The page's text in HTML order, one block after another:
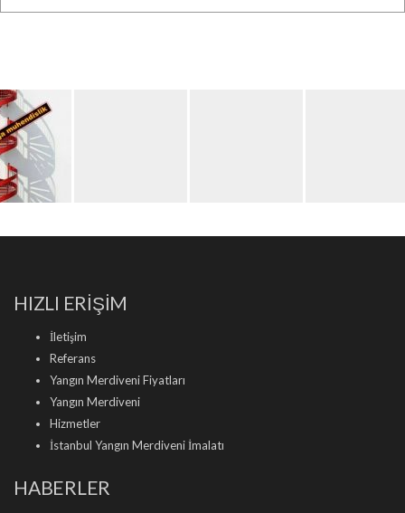
HIZLI ERİŞİM
İletişim
Referans
Yangın Merdiveni Fiyatları
Yangın Merdiveni
Hizmetler
İstanbul Yangın Merdiveni İmalatı
HABERLER